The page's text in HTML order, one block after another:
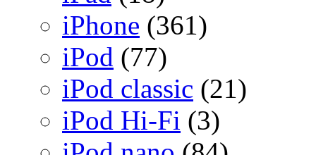
iPhone (361)
iPod (77)
iPod classic (21)
iPod Hi-Fi (3)